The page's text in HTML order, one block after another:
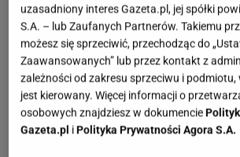
uzasadniony interes Gazeta.pl, jej spółki
S.A. – lub Zaufanych Partnerów. Takiemu
możesz się sprzeciwić, przechodząc do
Zaawansowanych” lub przez kontakt z
zależności od zakresu sprzeciwu i
jest kierowany. Więcej informacji o
osobowych znajdziesz w dokumencie
Gazeta.pl i Polityka Prywatności Agora S.A.